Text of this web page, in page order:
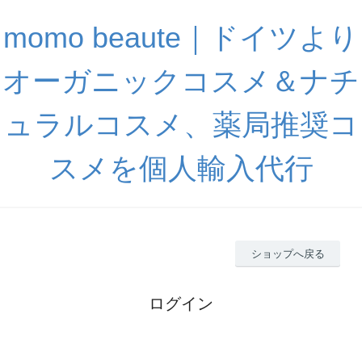
momo beaute｜ドイツより
オーガニックコスメ＆ナチ
ュラルコスメ、薬局推奨コ
スメを個人輸入代行
ショップへ戻る
ログイン